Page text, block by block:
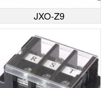
JXO-Z9